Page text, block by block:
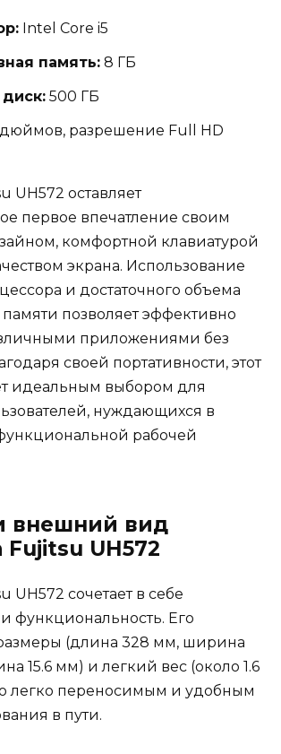
Intel Core i5
память: 8 ГБ
500 ГБ
дюймов, разрешение Full HD
UH572 оставляет
первое впечатление своим
комфортной клавиатурой
экрана. Использование
и достаточного объема
позволяет эффективно
приложениями без
своей портативности, этот
идеальным выбором для
нуждающихся в
рабочей
внешний вид
Fujitsu UH572
UH572 сочетает в себе
и функциональность. Его
(длина 328 мм, ширина
15.6 мм) и легкий вес (около 1.6
легко переносимым и удобным
в пути.